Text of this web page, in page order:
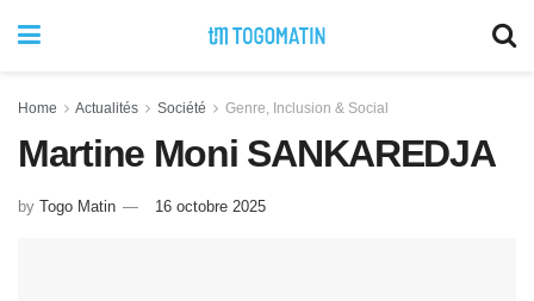
Home Actualités Société Genre, Inclusion & Social
Martine Moni SANKAREDJA
by Togo Matin 16 octobre 2025